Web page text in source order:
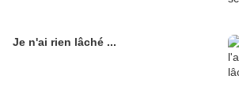
Je n'ai rien lâché ...